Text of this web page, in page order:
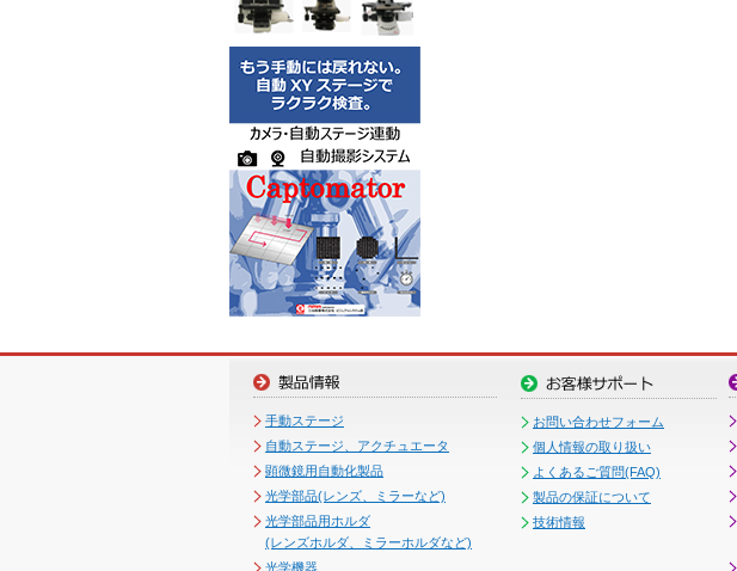
手動ステージ
自動ステージ、アクチュエータ
顕微鏡用自動化製品
光学部品(レンズ、ミラーなど)
光学部品用ホルダ
(レンズホルダ、ミラーホルダなど)
光学機器
お問い合わせフォーム
個人情報の取り扱い
よくあるご質問(FAQ)
製品の保証について
技術情報